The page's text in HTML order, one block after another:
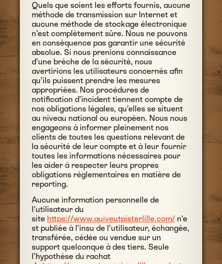
Quels que soient les efforts fournis, aucune
méthode de transmission sur Internet et
aucune méthode de stockage électronique
n’est complètement sûre. Nous ne pouvons
en conséquence pas garantir une sécurité
absolue. Si nous prenions connaissance
d’une brèche de la sécurité, nous
avertirions les utilisateurs concernés afin
qu’ils puissent prendre les mesures
appropriées. Nos procédures de
notification d’incident tiennent compte de
nos obligations légales, qu’elles se situent
au niveau national ou européen. Nous nous
engageons à informer pleinement nos
clients de toutes les questions relevant de
la sécurité de leur compte et à leur fournir
toutes les informations nécessaires pour
les aider à respecter leurs propres
obligations réglementaires en matière de
reporting.
Aucune information personnelle de
l’utilisateur du
site https://www.quiveutpisterlille.com/ n’e
st publiée à l’insu de l’utilisateur, échangée,
transférée, cédée ou vendue sur un
support quelconque à des tiers. Seule
l’hypothèse du rachat